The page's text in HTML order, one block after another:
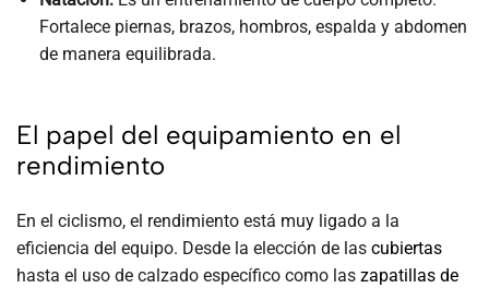
Fortalece piernas, brazos, hombros, espalda y abdomen
de manera equilibrada.
El papel del equipamiento en el
rendimiento
En el ciclismo, el rendimiento está muy ligado a la
eficiencia del equipo. Desde la elección de las cubiertas
hasta el uso de calzado específico como las zapatillas de